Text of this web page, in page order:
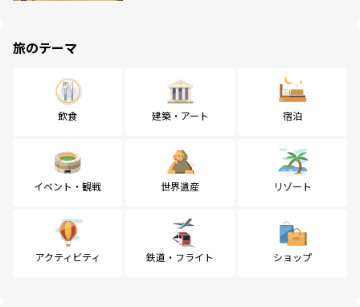
旅のテーマ
飲食 建築・アート 宿泊
イベント・観戦 世界遺産 リゾート
アクティビティ 鉄道・フライト ショップ